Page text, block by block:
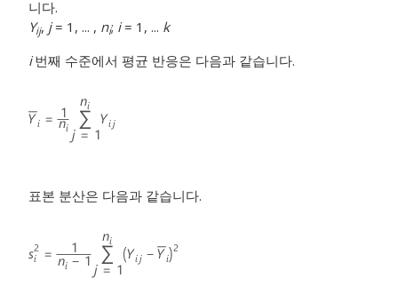
니다.
Yij, j= 1, ... , ni; i= 1, ... k
i 번째 수준에서 평균 반응은 다음과 같습니다.
표본 분산은 다음과 같습니다.